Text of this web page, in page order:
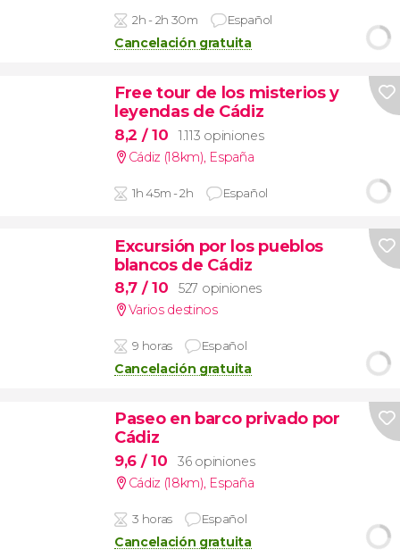
2h - 2h 30m Español
Cancelación gratuita
Free tour de los misterios y
leyendas de Cádiz
8,2 / 10
1.113 opiniones
Cádiz (18km), España
1h 45m - 2h Español
Excursión por los pueblos
blancos de Cádiz
8,7 / 10
527 opiniones
Varios destinos
9 horas Español
Cancelación gratuita
Paseo en barco privado por
Cádiz
9,6 / 10
36 opiniones
Cádiz (18km), España
3 horas Español
Cancelación gratuita